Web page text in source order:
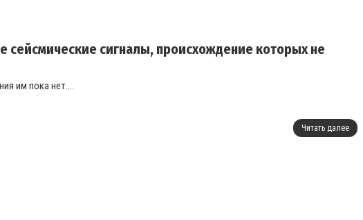
сигналы, происхождение которых не
им пока нет....
Читать далее